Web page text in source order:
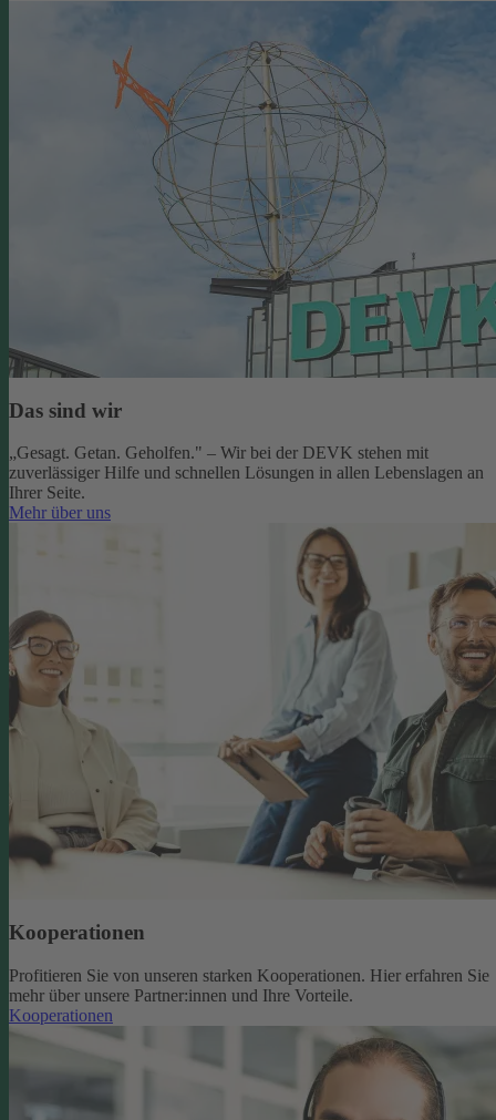
Das sind wir
„Gesagt. Getan. Geholfen." – Wir bei der DEVK stehen mit
zuverlässiger Hilfe und schnellen Lösungen in allen Lebenslagen an
Ihrer Seite.
Mehr über uns
Kooperationen
Profitieren Sie von unseren starken Kooperationen. Hier erfahren Sie
mehr über unsere Partner:innen und Ihre Vorteile.
Kooperationen